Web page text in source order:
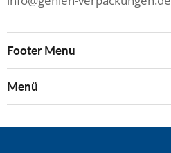
Footer Menu
Menü